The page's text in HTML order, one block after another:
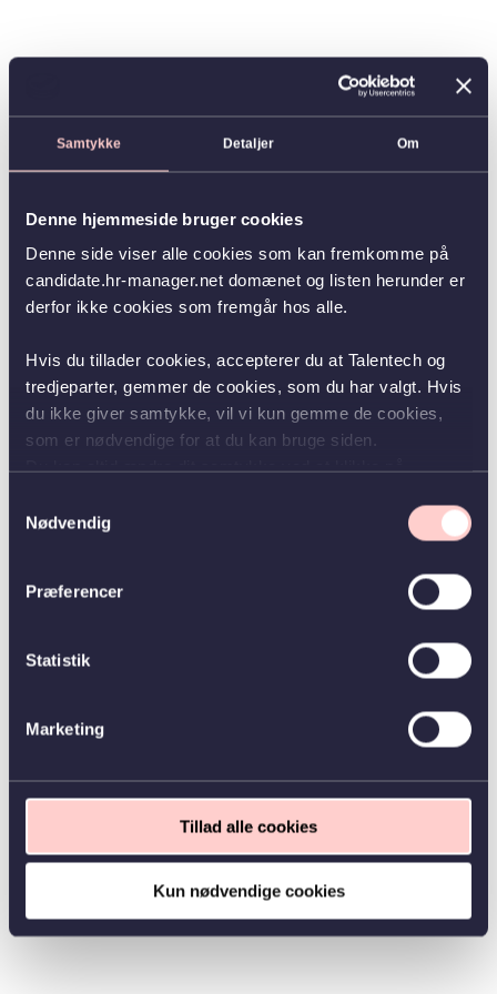
Samtykke Detaljer Om
Denne hjemmeside bruger cookies
Denne side viser alle cookies som kan fremkomme på
candidate.hr-manager.net domænet og listen herunder er
derfor ikke cookies som fremgår hos alle.
Hvis du tillader cookies, accepterer du at Talentech og
tredjeparter, gemmer de cookies, som du har valgt. Hvis
du ikke giver samtykke, vil vi kun gemme de cookies,
som er nødvendige for at du kan bruge siden.
Nødvendig
Præferencer
Statistik
Marketing
Tillad alle cookies
Kun nødvendige cookies